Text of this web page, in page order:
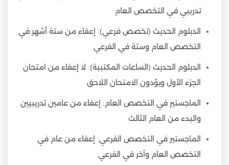
تدريبي في التخصص العام
الدبلوم الحديث (تخصص فرعي): إعفاء من ستة أشهر في
التخصص العام وستة في الفرعي
الدبلوم الحديث (الساعات المكتبية): لا إعفاء من امتحان
الجزء الأول ويؤدون الامتحان اللاحق
الماجستير في التخصص العام: إعفاء من عامين تدريبيين
والبدء من العام الثالث
الماجستير في التخصص الفرعي: إعفاء من عام في
التخصص العام وآخر في الفرعي